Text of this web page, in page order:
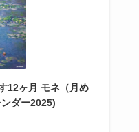
12ヶ月 モネ（月め
ダー2025)